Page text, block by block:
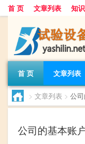
首 页 文章列表 知
首 页 文章列表
> 文章列表 > 公
公司的基本账